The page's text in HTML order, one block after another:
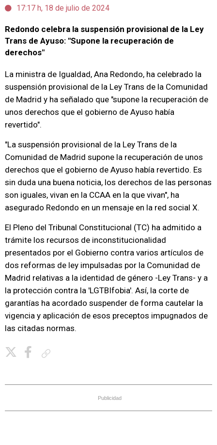
17:17 h, 18 de julio de 2024
Redondo celebra la suspensión provisional de la Ley
Trans de Ayuso: "Supone la recuperación de
derechos"
La ministra de Igualdad, Ana Redondo, ha celebrado la
suspensión provisional de la Ley Trans de la Comunidad
de Madrid y ha señalado que "supone la recuperación de
unos derechos que el gobierno de Ayuso había
revertido".
"La suspensión provisional de la Ley Trans de la
Comunidad de Madrid supone la recuperación de unos
derechos que el gobierno de Ayuso había revertido. Es
sin duda una buena noticia, los derechos de las personas
son iguales, vivan en la CCAA en la que vivan", ha
asegurado Redondo en un mensaje en la red social X.
El Pleno del Tribunal Constitucional (TC) ha admitido a
trámite los recursos de inconstitucionalidad
presentados por el Gobierno contra varios artículos de
dos reformas de ley impulsadas por la Comunidad de
Madrid relativas a la identidad de género -Ley Trans- y a
la protección contra la 'LGTBIfobia'. Así, la corte de
garantías ha acordado suspender de forma cautelar la
vigencia y aplicación de esos preceptos impugnados de
las citadas normas.
Publicidad